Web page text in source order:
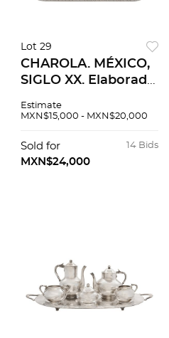
Lot 29
CHAROLA. MÉXICO,
SIGLO XX. Elaborada
Sterling, ley 0.925.
bordes prensados.
36.5 x 53 cm.
Estimate
MXN$15,000 - MXN$20,000
14 Bids
Sold for
MXN$24,000